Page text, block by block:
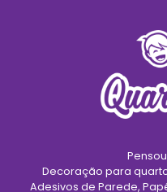
Decoração para
Adesivos de Parede,